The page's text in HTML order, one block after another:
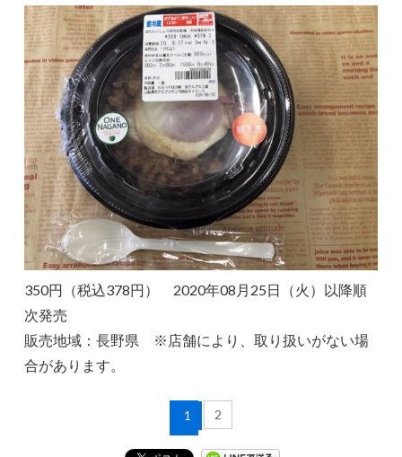
350円（税込378円） 2020年08月25日（火）以降順
次発売
販売地域：長野県 ※店舗により、取り扱いがない場
合があります。
1 2